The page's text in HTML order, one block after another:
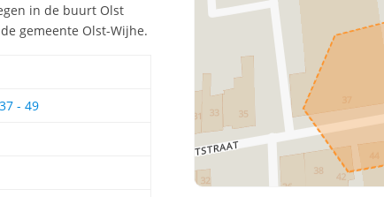
in de buurt Olst
gemeente Olst-Wijhe.
- 49